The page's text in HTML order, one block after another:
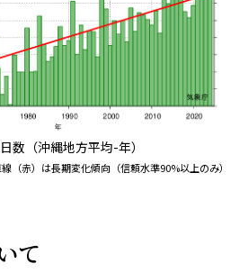
数（沖縄地方平均-年）
（赤）は長期変化傾向（信頼水準90%以上のみ）
て